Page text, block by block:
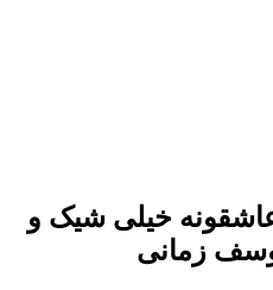
خیلی شیک و
زمانی